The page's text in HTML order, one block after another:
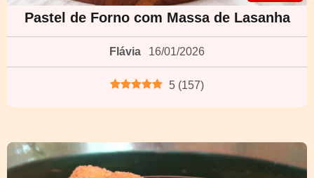
Pastel de Forno com Massa de Lasanha
Flávia 16/01/2026
5 (157)